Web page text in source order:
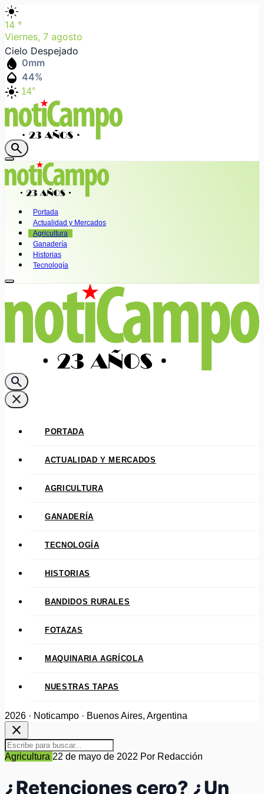
light_mode
14 °
Viernes, 7 agosto
Cielo Despejado
water_drop 0mm
humidity_mid 44%
light_mode 14°
search
Portada
Actualidad y Mercados
Agricultura
Ganadería
Historias
Tecnología
search
close
PORTADA
ACTUALIDAD Y MERCADOS
AGRICULTURA
GANADERÍA
TECNOLOGÍA
HISTORIAS
BANDIDOS RURALES
FOTAZAS
MAQUINARIA AGRÍCOLA
NUESTRAS TAPAS
2026 · Noticampo · Buenos Aires, Argentina
close
Agricultura 22 de mayo de 2022 Por Redacción
¿Retenciones cero? ¿Un